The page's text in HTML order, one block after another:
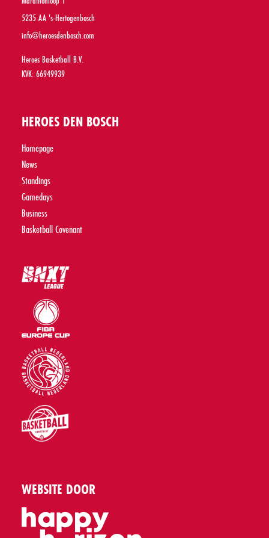
5235 AA 's-Hertogenbosch
info@heroesdenbosch.com
Heroes Basketball B.V.
KVK: 66949939
HEROES DEN BOSCH
Homepage
News
Standings
Gamedays
Business
Basketball Covenant
WEBSITE DOOR